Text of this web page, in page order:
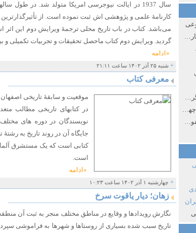
مردان بیمار ایرانی: اهمیت بیماری به عنوان عاملی در تفسیر تاریخ سیاسی ایران جدید
معرفی یک کتاب تازه در گردشگری اصفهان
تاریخ اجتماعی اصفهان در دهه چهل و پنجاه از نگاه طنز نوروز جمشاد
تصاویر غربی در ایران عصر صفوی و قاجار
سال 1937 در ایالت نیوجرسی امریکا متولد شد. در
گردید. ویرایش دوم کتاب ماحصل تحقیقات و تجربیات تکمیلی و
»ادامه
+ شنبه ۲۵ آذر ۱۴۰۲ ساعت ۲۱:۱۱
معرفی کتاب
موقعیت و سابقۀ تاریخی
در کتابهای تاریخی مطالب
نویسندگان در دوره های
جایگاه آن در روند تاریخ به رشتۀ
کتابی است که یک مستشرق
است.
»ادامه
+ چهارشنبه ۱ آذر ۱۴۰۲ ساعت ۱۰:۲۳
زهان؛ دیار یاقوت سرخ
نگارش رویدادها و وقایع در مناطق مختلف منجر به ثبت آن
تاریخ سبب شده بسیاری از روستاها و شهرها به فراموشی